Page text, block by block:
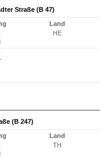
Straße (B 47)
Land
HE
(B 247)
Land
TH